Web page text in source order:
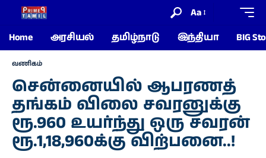
Aa
Home
அரசியல் தமிழ்நாடு இந்தியா BIG
வணிகம்
சென்னையில் ஆபரணத்
தங்கம் விலை சவரனுக்கு
ரூ.960 உயர்ந்து ஒரு சவரன்
ரூ.1,18,960க்கு விற்பனை..!